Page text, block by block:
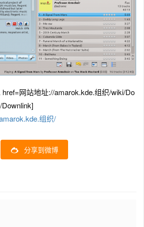
网站地址://amarok.kde.组织/wiki/Do
组织/
分享到微博